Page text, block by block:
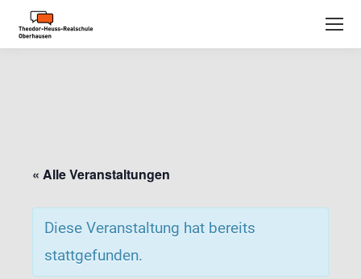
« Alle Veranstaltungen
Diese Veranstaltung hat bereits
stattgefunden.